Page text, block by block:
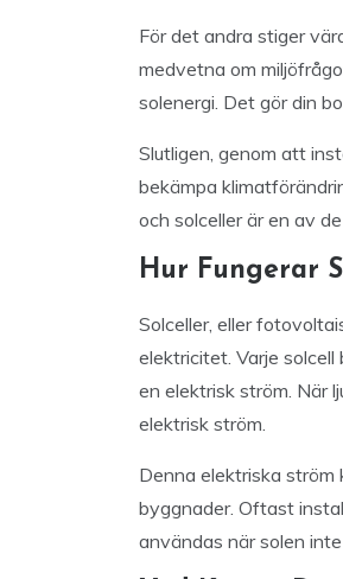
För det andra stiger
medvetna om
solenergi. Det gör din
Slutligen, genom att
bekämpa
och solceller är en av
Hur Fungerar
Solceller, eller
elektricitet. Varje
en elektrisk ström. När
elektrisk ström.
Denna elektriska
byggnader. Oftast
användas när solen